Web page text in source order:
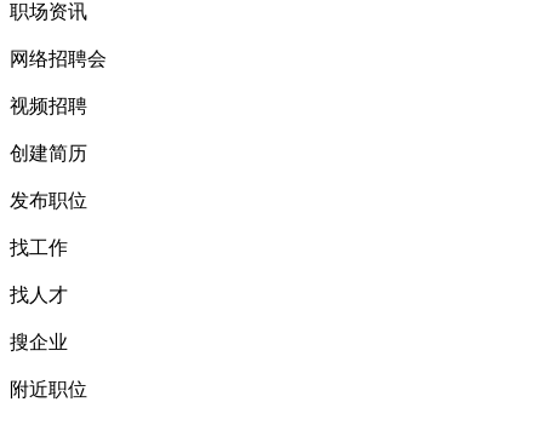
职场资讯
网络招聘会
视频招聘
创建简历
发布职位
找工作
找人才
搜企业
附近职位